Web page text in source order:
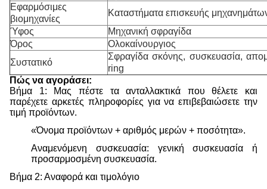
Εφαρμόσιμες
βιομηχανίες
Καταστήματα επισκευής
Ύφος
Μηχανική σφραγίδα
Όρος
Ολοκαίνουργιος
Συστατικό
Σφραγίδα σκόνης, συσκευασία,
ring
Πώς να αγοράσει:
Βήμα 1: Μας πέστε τα ανταλλακτικά που θέλετε και
παρέχετε αρκετές πληροφορίες για να επιβεβαιώσετε την
τιμή προϊόντων.
«Όνομα προϊόντων + αριθμός μερών + ποσότητα».
Αναμενόμενη συσκευασία: γενική συσκευασία ή
προσαρμοσμένη συσκευασία.
Βήμα 2: Αναφορά και τιμολόγιο